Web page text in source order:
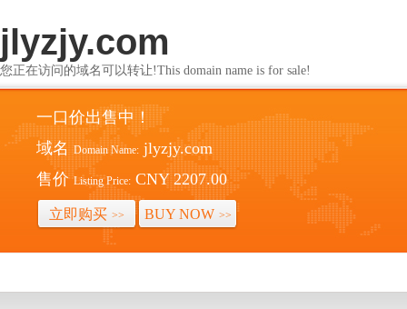
jlyzjy.com
您正在访问的域名可以转让!This domain name is for sale!
一口价出售中！
域名 Domain Name: jlyzjy.com
售价 Listing Price: CNY 2207.00
立即购买 >> BUY NOW >>